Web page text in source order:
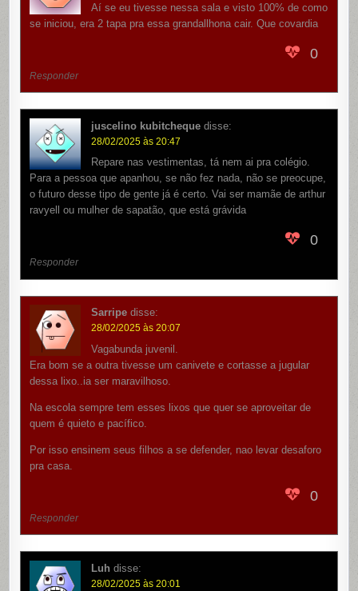
Aí se eu tivesse nessa sala e visto 100% de como
se iniciou, era 2 tapa pra essa grandallhona cair. Que covardia
0
Responder
juscelino kubitcheque disse:
28/02/2025 às 20:47
Repare nas vestimentas, tá nem ai pra colégio.
Para a pessoa que apanhou, se não fez nada, não se preocupe,
o futuro desse tipo de gente já é certo. Vai ser mamãe de arthur
ravyell ou mulher de sapatão, que está grávida
0
Responder
Sarripe disse:
28/02/2025 às 20:07
Vagabunda juvenil.
Era bom se a outra tivesse um canivete e cortasse a jugular
dessa lixo..ia ser maravilhoso.
Na escola sempre tem esses lixos que quer se aproveitar de
quem é quieto e pacífico.
Por isso ensinem seus filhos a se defender, nao levar desaforo
pra casa.
0
Responder
Luh disse:
28/02/2025 às 20:01